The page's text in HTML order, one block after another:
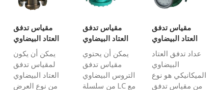
مقياس تدفق
العتاد البيضاوي
نوع العرض
الرقمي
يمكن أن يكون
لمقياس تدفق
العتاد البيضاوي
من نوع العرض
مقياس تدفق
العتاد البيضاوي
يمكن أن يحتوي
مقياس تدفق
التروس البيضاوي
من سلسلة LC مع
مقياس تدفق
العتاد البيضاوي
السجل
الميكانيكي
عداد تدفق العتاد
البيضاوي
الميكانيكي هو نوع
من مقياس تدفق